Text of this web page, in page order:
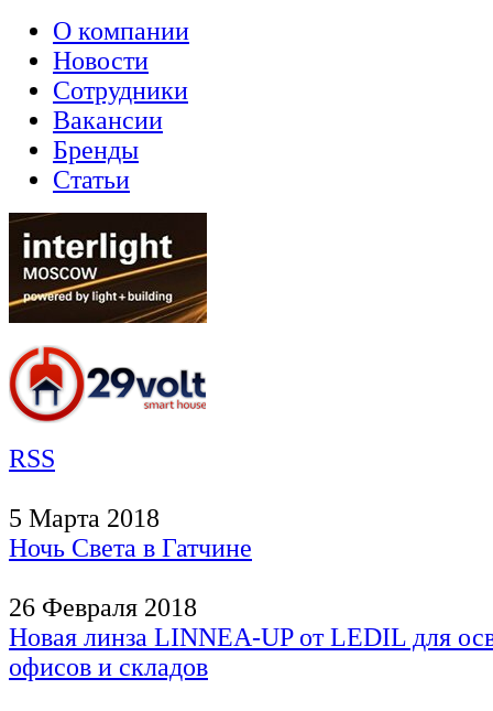
О компании
Новости
Сотрудники
Вакансии
Бренды
Статьи
RSS
5 Марта 2018
Ночь Света в Гатчине
26 Февраля 2018
Новая линза LINNEA-UP от LEDIL для
офисов и складов